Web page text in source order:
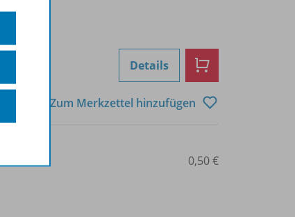
Details
Zum Merkzettel hinzufügen
0,50 €